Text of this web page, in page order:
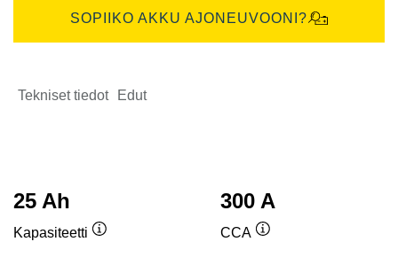
SOPIIKO AKKU AJONEUVOONI?
Tekniset tiedot Edut
25 Ah
Kapasiteetti
300 A
CCA